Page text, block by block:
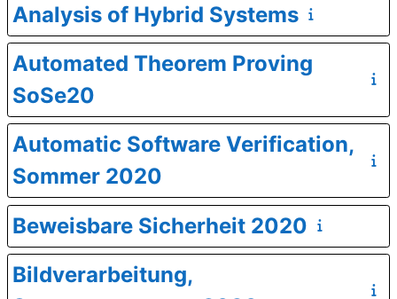
Analysis of Hybrid Systems
Automated Theorem Proving
SoSe20
Automatic Software Verification,
Sommer 2020
Beweisbare Sicherheit 2020
Bildverarbeitung,